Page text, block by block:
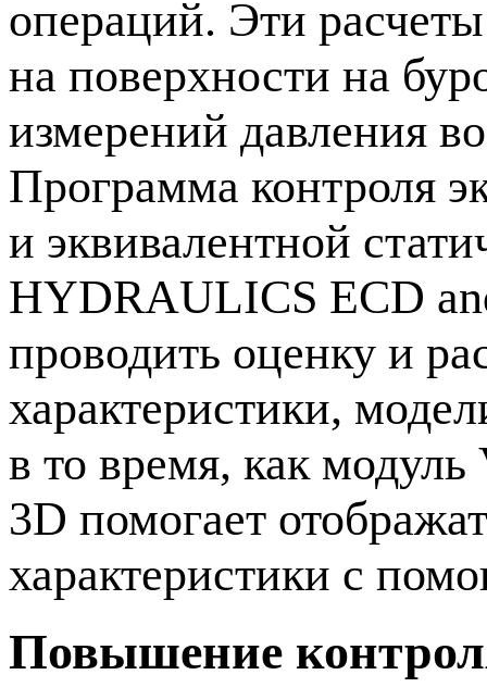
операций. Эти
на поверхности на
измерений давления
Программа контроля
и эквивалентной
HYDRAULICS ECD
проводить оценку и
характеристики,
в то время, как
3D помогает
характеристики с
Повышение